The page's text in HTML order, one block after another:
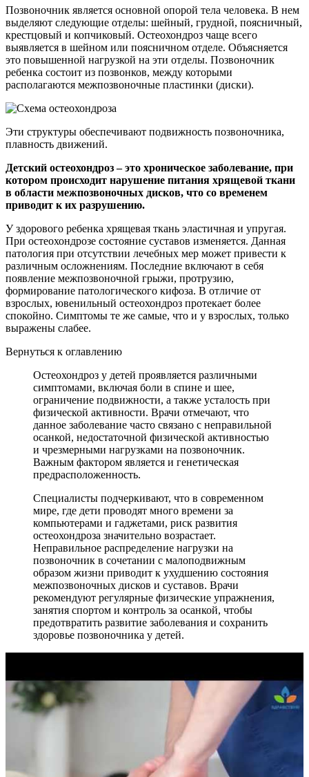
Позвоночник является основной опорой тела человека. В нем
выделяют следующие отделы: шейный, грудной, поясничный,
крестцовый и копчиковый. Остеохондроз чаще всего
выявляется в шейном или поясничном отделе. Объясняется
это повышенной нагрузкой на эти отделы. Позвоночник
ребенка состоит из позвонков, между которыми
располагаются межпозвоночные пластинки (диски).
Эти структуры обеспечивают подвижность позвоночника,
плавность движений.
Детский остеохондроз – это хроническое заболевание, при
котором происходит нарушение питания хрящевой ткани
в области межпозвоночных дисков, что со временем
приводит к их разрушению.
У здорового ребенка хрящевая ткань эластичная и упругая.
При остеохондрозе состояние суставов изменяется. Данная
патология при отсутствии лечебных мер может привести к
различным осложнениям. Последние включают в себя
появление межпозвоночной грыжи, протрузию,
формирование патологического кифоза. В отличие от
взрослых, ювенильный остеохондроз протекает более
спокойно. Симптомы те же самые, что и у взрослых, только
выражены слабее.
Вернуться к оглавлению
Остеохондроз у детей проявляется различными
симптомами, включая боли в спине и шее,
ограничение подвижности, а также усталость при
физической активности. Врачи отмечают, что
данное заболевание часто связано с неправильной
осанкой, недостаточной физической активностью
и чрезмерными нагрузками на позвоночник.
Важным фактором является и генетическая
предрасположенность.
Специалисты подчеркивают, что в современном
мире, где дети проводят много времени за
компьютерами и гаджетами, риск развития
остеохондроза значительно возрастает.
Неправильное распределение нагрузки на
позвоночник в сочетании с малоподвижным
образом жизни приводит к ухудшению состояния
межпозвоночных дисков и суставов. Врачи
рекомендуют регулярные физические упражнения,
занятия спортом и контроль за осанкой, чтобы
предотвратить развитие заболевания и сохранить
здоровье позвоночника у детей.